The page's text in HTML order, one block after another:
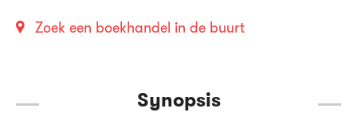
Zoek een boekhandel in de buurt
Synopsis